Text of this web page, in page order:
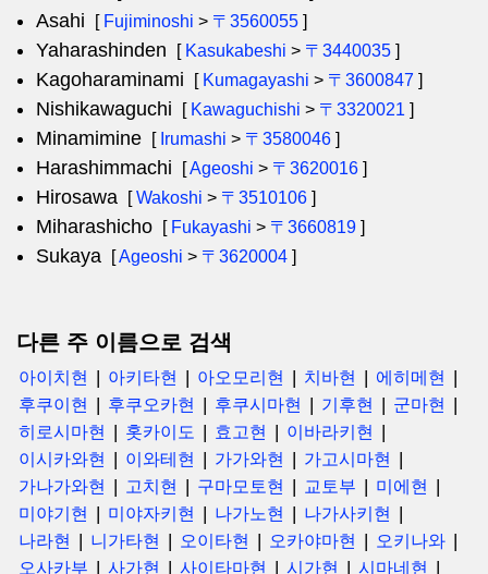
Asahi [ Fujiminoshi > 〒3560055 ]
Yaharashinden [ Kasukabeshi > 〒3440035 ]
Kagoharaminami [ Kumagayashi > 〒3600847 ]
Nishikawaguchi [ Kawaguchishi > 〒3320021 ]
Minamimine [ Irumashi > 〒3580046 ]
Harashimmachi [Ageoshi > 〒3620016 ]
Hirosawa [Wakoshi > 〒3510106 ]
Miharashicho [ Fukayashi > 〒3660819 ]
Sukaya [Ageoshi > 〒3620004 ]
다른 주 이름으로 검색
아이치현 아키타현 아오모리현 치바현
에히메현
후쿠이현
후쿠오카현 후쿠시마현 기후현
군마현
히로시마현
홋카이도 효고현
이바라키현
이시카와현
이와테현 가가와현
가고시마현
가나가와현
고치현 구마모토현 교토부
미에현
미야기현
미야자키현 나가노현
나가사키현
나라현
니가타현 오이타현 오카야마현
오키나와
오사카부
사가현 사이타마현 시가현
시마네현